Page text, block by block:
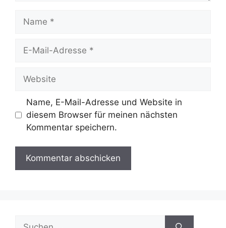
Mail-
Name, E-Mail-Adresse und Website in
diesem Browser für meinen nächsten
Kommentar speichern.
Suche